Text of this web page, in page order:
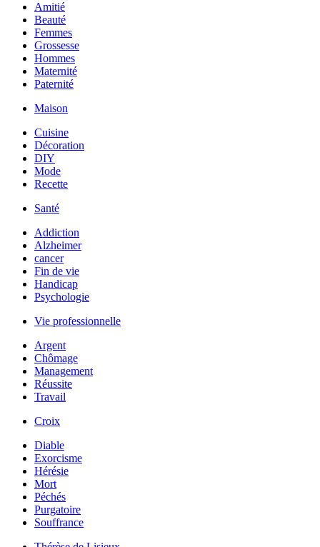
Amitié
Beauté
Femmes
Grossesse
Hommes
Maternité
Paternité
Maison
Cuisine
Décoration
DIY
Mode
Recette
Santé
Addiction
Alzheimer
cancer
Fin de vie
Handicap
Psychologie
Vie professionnelle
Argent
Chômage
Management
Réussite
Travail
Croix
Diable
Exorcisme
Hérésie
Mort
Péchés
Purgatoire
Souffrance